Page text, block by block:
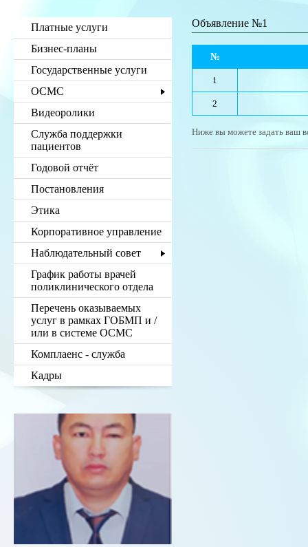
Платные услуги
Бизнес-планы
Государственные услуги
ОСМС
Видеоролики
Служба поддержки
пациентов
Годовой отчёт
Постановления
Этика
Корпоративное управление
Наблюдательный совет
График работы врачей
поликлинического отдела
Перечень оказываемых
услуг в рамках ГОБМП и /
или в системе ОСМС
Комплаенс - служба
Кадры
Объявление №1
№
1
2
Ниже вы можете задать ваш